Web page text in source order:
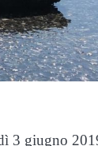
3 giugno